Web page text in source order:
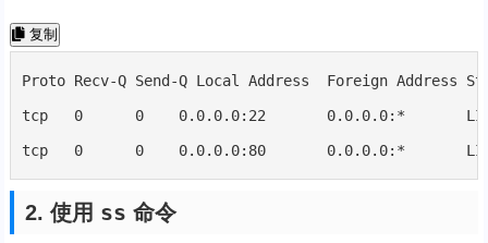
复制
Proto Recv-Q Send-Q Local Address  Foreign Address
tcp   0      0    0.0.0.0:22       0.0.0.0:*
tcp   0      0    0.0.0.0:80       0.0.0.0:*
2. 使用 ss 命令